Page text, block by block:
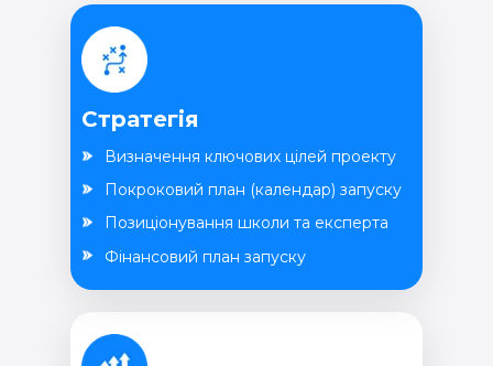
Стратегія
Визначення ключових цілей проекту
Позиціонування школи та експерта
Покроковий план (календар) запуску
Фінансовий план запуску